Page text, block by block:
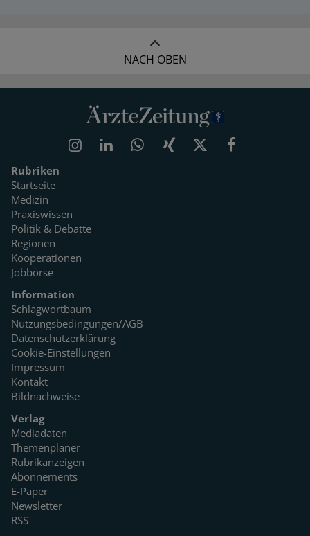
NACH OBEN
Rubriken
Startseite
Medizin
Praxiswissen
Politik & Debatte
Regionen
Kooperationen
Jobbörse
Information
Schlagwortbaum
Nutzungsbedingungen/AGB
Datenschutzerklärung
Cookie-Einstellungen
Impressum
Kontakt
Bildnachweise
Verlag
Mediadaten
Themenplaner
Rubrikanzeigen
Abonnements
E-Paper
Newsletter
RSS